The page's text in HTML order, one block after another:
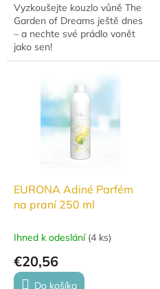
Vyzkoušejte kouzlo vůně The
Garden of Dreams ještě dnes
– a nechte své prádlo vonět
jako sen!
EURONA Adiné Parfém
na praní 250 ml
Ihned k odeslání (4 ks)
€20,56
Do košíka